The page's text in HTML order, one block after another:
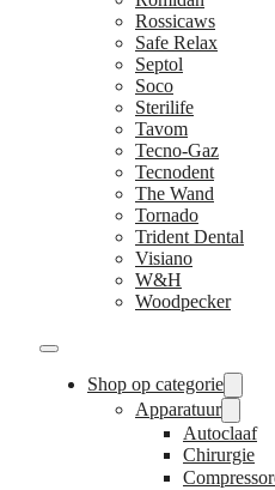
Rossicaws
Safe Relax
Septol
Soco
Sterilife
Tavom
Tecno-Gaz
Tecnodent
The Wand
Tornado
Trident Dental
Visiano
W&H
Woodpecker
Shop op categorie
Apparatuur
Autoclaaf
Chirurgie